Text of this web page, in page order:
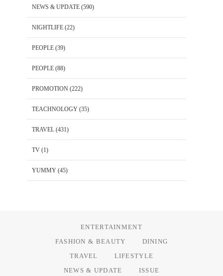
NEWS & UPDATE (590)
NIGHTLIFE (22)
PEOPLE (39)
PEOPLE (88)
PROMOTION (222)
TEACHNOLOGY (35)
TRAVEL (431)
TV (1)
YUMMY (45)
ENTERTAINMENT
FASHION & BEAUTY
DINING
TRAVEL
LIFESTYLE
NEWS & UPDATE
ISSUE